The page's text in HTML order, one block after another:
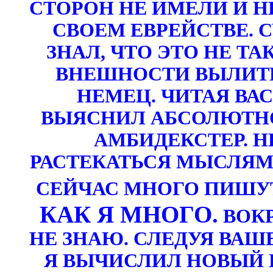
СТОРОН НЕ ИМЕЛИ И
СВОЕМ ЕВРЕЙСТВЕ.
ЗНАЛ, ЧТО ЭТО НЕ
ВНЕШНОСТИ
НЕМЕЦ. ЧИТАЯ
ВЫЯСНИЛ
АМБИДЕКСТЕР.
РАСТЕКАТЬСЯ
СЕЙЧАС МНОГО
КАК Я МНОГО.
НЕ ЗНАЮ. СЛЕДУЯ
Я ВЫЧИСЛИЛ НОВЫЙ